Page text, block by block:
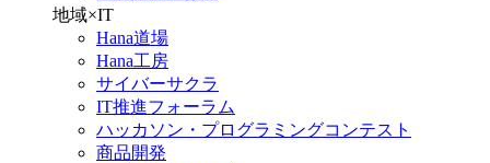
地域×IT
Hana道場
Hana工房
サイバーサクラ
IT推進フォーラム
ハッカソン・プログラミングコンテスト
商品開発